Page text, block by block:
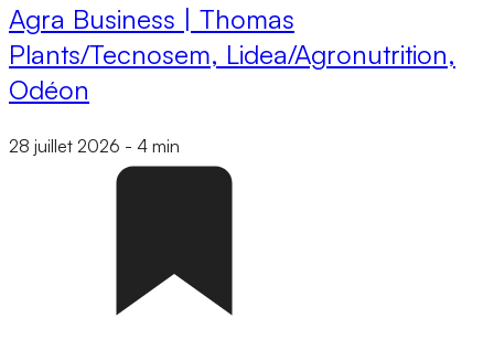
Agra Business | Thomas
Plants/Tecnosem, Lidea/Agronutrition,
Odéon
28 juillet 2026 - 4 min